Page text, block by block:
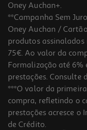
Jarro Elétrico Qilive
19.99 €/un
19,99 €
Oney Auchan+.
**Campanha Sem
Oney Auchan /
produtos
75€. Ao valor da
Formalização até 6%
prestações. Consulte
***O valor da
compra, refletindo o
prestações acresce o
de Crédito.